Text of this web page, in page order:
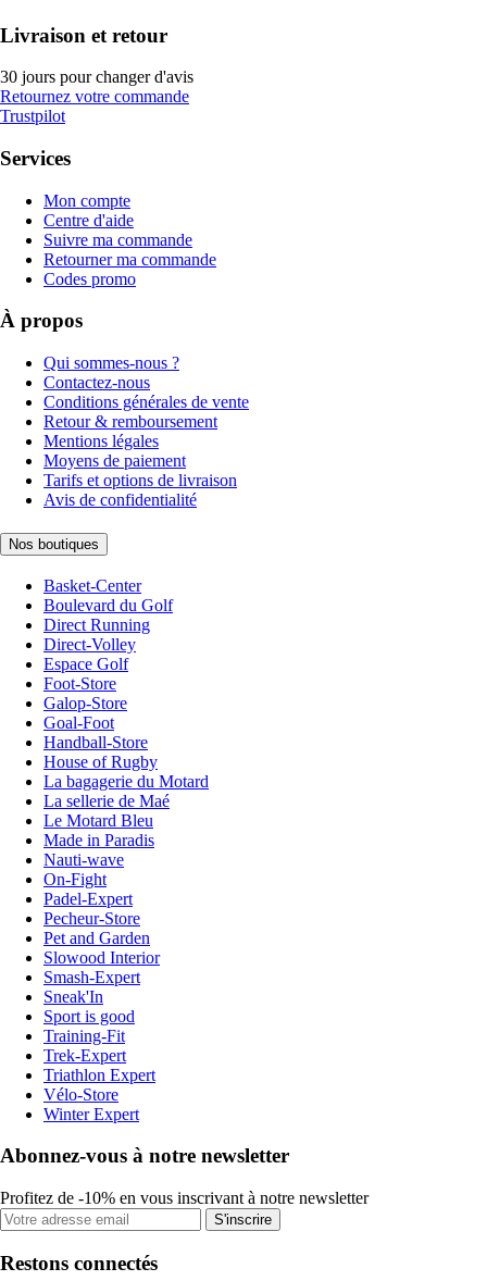
Livraison et retour
30 jours pour changer d'avis
Retournez votre commande
Trustpilot
Services
Mon compte
Centre d'aide
Suivre ma commande
Retourner ma commande
Codes promo
À propos
Qui sommes-nous ?
Contactez-nous
Conditions générales de vente
Retour & remboursement
Mentions légales
Moyens de paiement
Tarifs et options de livraison
Avis de confidentialité
Nos boutiques
Basket-Center
Boulevard du Golf
Direct Running
Direct-Volley
Espace Golf
Foot-Store
Galop-Store
Goal-Foot
Handball-Store
House of Rugby
La bagagerie du Motard
La sellerie de Maé
Le Motard Bleu
Made in Paradis
Nauti-wave
On-Fight
Padel-Expert
Pecheur-Store
Pet and Garden
Slowood Interior
Smash-Expert
Sneak'In
Sport is good
Training-Fit
Trek-Expert
Triathlon Expert
Vélo-Store
Winter Expert
Abonnez-vous à notre newsletter
Profitez de -10% en vous inscrivant à notre newsletter
S'inscrire
Restons connectés